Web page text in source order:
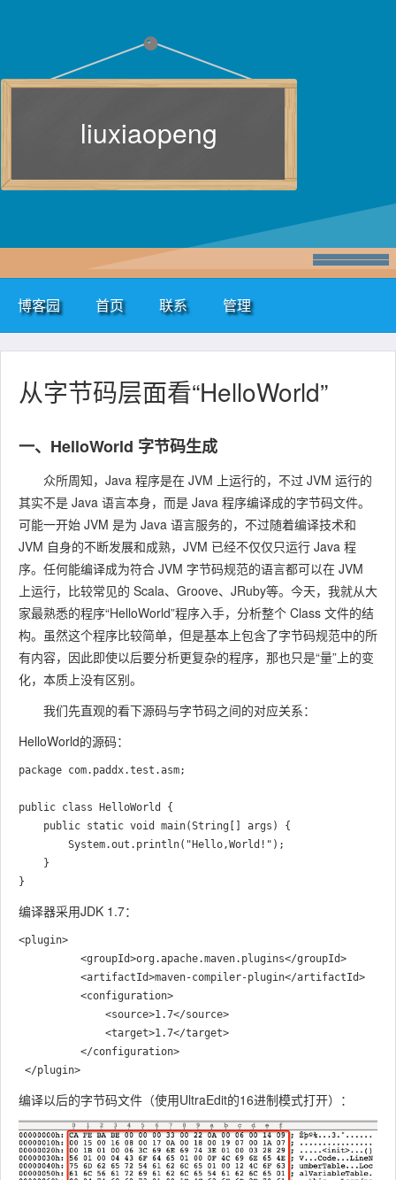
liuxiaopeng
博客园 首页 联系 管理
从字节码层面看“HelloWorld”
一、HelloWorld 字节码生成
众所周知，Java 程序是在 JVM 上运行的，不过 JVM 运行的
其实不是 Java 语言本身，而是 Java 程序编译成的字节码文件。
可能一开始 JVM 是为 Java 语言服务的，不过随着编译技术和
JVM 自身的不断发展和成熟，JVM 已经不仅仅只运行 Java 程
序。任何能编译成为符合 JVM 字节码规范的语言都可以在 JVM
上运行，比较常见的 Scala、Groove、JRuby等。今天，我就从大
家最熟悉的程序“HelloWorld”程序入手，分析整个 Class 文件的结
构。虽然这个程序比较简单，但是基本上包含了字节码规范中的所
有内容，因此即使以后要分析更复杂的程序，那也只是“量”上的变
化，本质上没有区别。
我们先直观的看下源码与字节码之间的对应关系：
HelloWorld的源码：
package com.paddx.test.asm;
public class HelloWorld {
编译器采用JDK 1.7：
<plugin>
编译以后的字节码文件（使用UltraEdit的16进制模式打开）：